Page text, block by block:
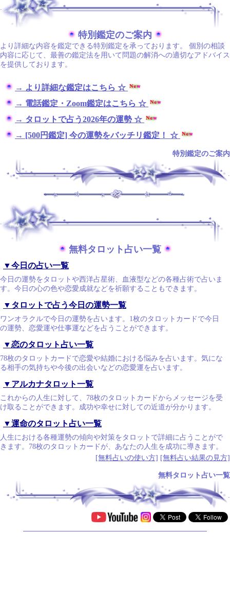
特別鑑定のご案内
より詳細な内容を鑑定できる特別鑑定を承っております。 個別の相談
内容に応じて、最善の鑑定法を用いて問題の解消への適切なアドバイス
を提供しております。
→ より詳細な鑑定はこちら ☆
→ 電話鑑定・Zoom鑑定はこちら ☆
→ タロットで占う2026年の運勢 ☆
→ [500円鑑定] 今の運勢をバッチリ鑑定！ ☆
特別鑑定のご案内
無料タロット占い一覧
▼今日の占い一覧
今日の運勢をタロットや西洋占星術、血液型などの各種占術で占いま
す。今日の心の色や恋愛成就などを祈願することもできます。
▼タロットで占う今日の運勢一覧
ワンオラクルで今日の運勢を占います。1枚のタロットカードで今日
の運勢、恋愛運や仕事運などを占うことができます。
▼恋のタロット占い一覧
78枚のタロットカードで恋愛や結婚における悩みを占います。気にな
る相手の気持ちや今後の出会いなどの恋愛運を占います。
▼アルカナタロット一覧
これからの人生に対して、78枚のタロットカードからメッセージを受
け取ることができます。成功や幸せに対しての近道が分かります。
▼運命のタロット占い一覧
人生における各種運勢の傾向や対策をタロットで詳細に占うことがで
きます。78枚のタロットカードが、あなたの人生を成功に導きます。
[無料占いの使い方] [無料占い結果の見方]
無料タロット占い一覧